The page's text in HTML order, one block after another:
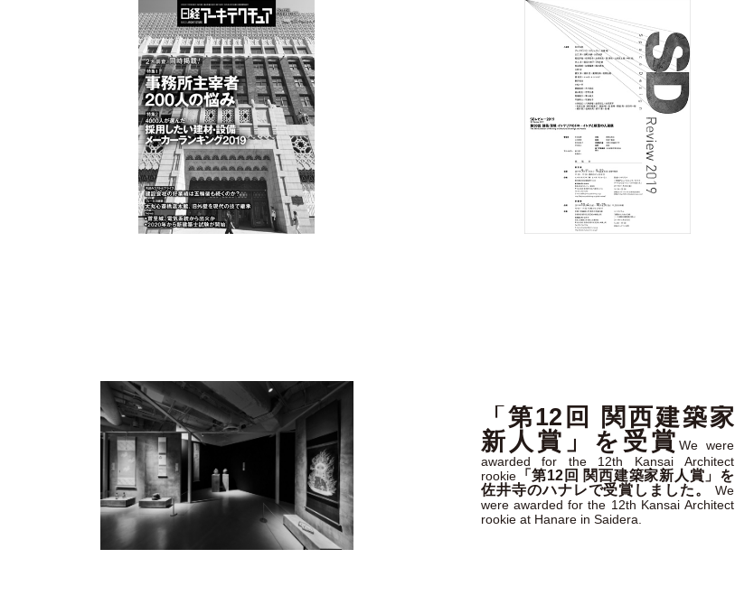
「第12回 関西建築家
新人賞」を受賞 We were
awarded for the 12th Kansai Architect
rookie「第12回 関西建築家新人賞」を
佐井寺のハナレで受賞しました。
were awarded for the 12th Kansai Architect
rookie at Hanare in Saidera.